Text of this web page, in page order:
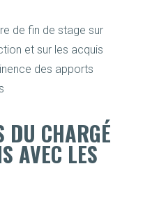
de fin de stage sur
et sur les acquis
des apports
DU CHARGÉ
AVEC LES